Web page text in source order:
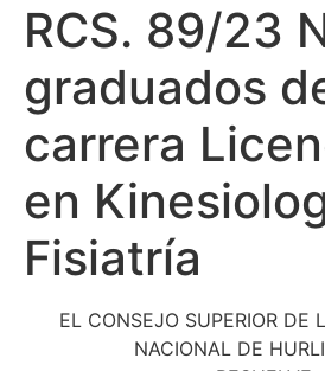
RCS. 89/23
graduados
carrera
en
Fisiatría
EL CONSEJO SUPERIOR DE
NACIONAL DE